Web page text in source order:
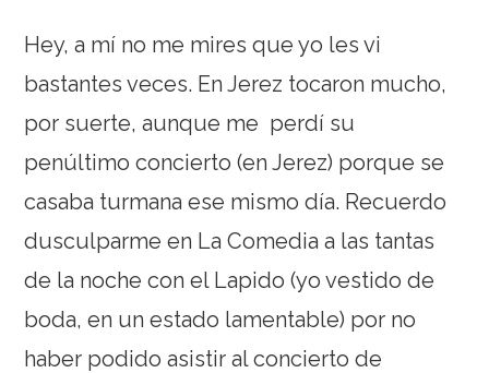
Hey, a mí no me mires que yo les vi
bastantes veces. En Jerez tocaron mucho,
por suerte, aunque me perdí su
penúltimo concierto (en Jerez) porque se
casaba turmana ese mismo día. Recuerdo
dusculparme en La Comedia a las tantas
de la noche con el Lapido (yo vestido de
boda, en un estado lamentable) por no
haber podido asistir al concierto de